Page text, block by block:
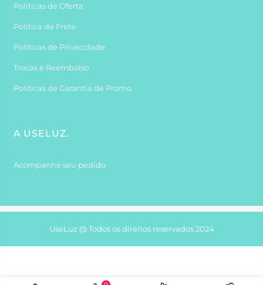
Políticas de Oferta
Política de Frete
Políticas de Privacidade
Trocas e Reembolso
Políticas de Garantia de Promo
A USELUZ.
Acompanhe seu pedido
UseLuz @ Todos os direitos reservados 2024